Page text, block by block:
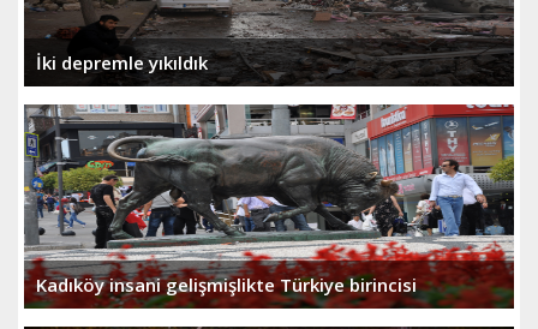
İki depremle yıkıldık
Kadıköy insani gelişmişlikte Türkiye birincisi